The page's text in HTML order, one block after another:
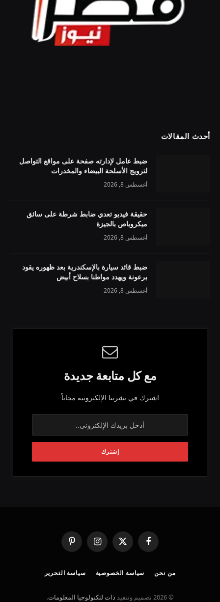
أحدث المقالات
ضبط عامل لإدارته صفحة على مواقع التواصل
لترويج الأسلحة البيضاء والمخدرات
أغسطس 8, 2026
حقيقة فيديو تعدي ضابط شرطة على سائق
ميكروباص بالجيزة
أغسطس 8, 2026
ضبط قائد سيارة بالإسكندرية بعد ظهوره يقود
برعونة ويهدد مواطنا بسلاح أبيض
أغسطس 8, 2026
مع كل متابعة جديدة
اشترك في نشرتنا الإلكترونية مجاناً
فيسبوك
X
(Twitter)
الانستغرامبينتيريست
من نحن سياسة الخصوصية سياسة التحرير
© 2026 تصميم وتنفيذ ذات لتكنولوجيا المعلومات.